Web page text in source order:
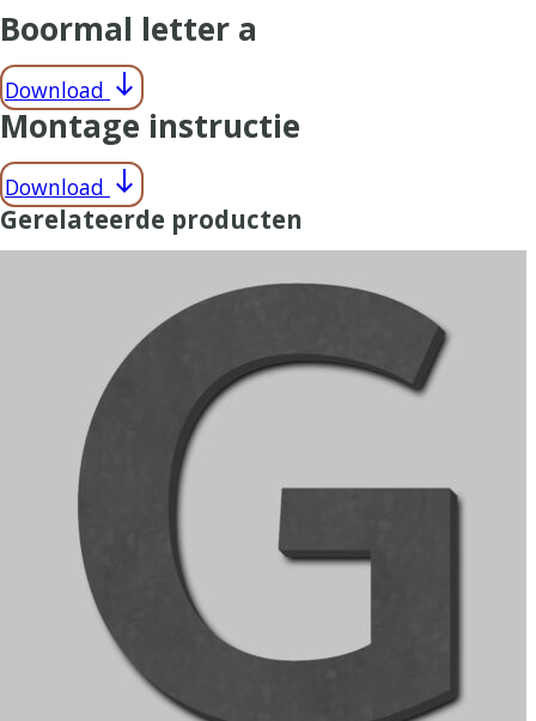
Boormal letter a
Download south
Montage instructie
Download south
Gerelateerde producten